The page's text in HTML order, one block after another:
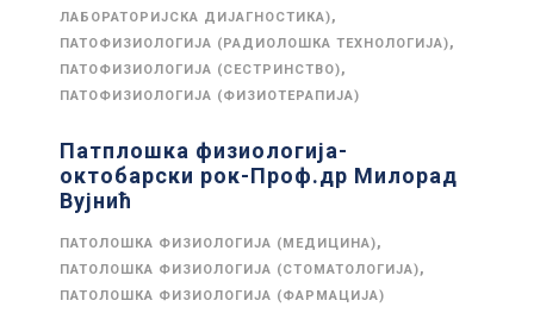
ЛАБОРАТОРИЈСКА ДИЈАГНОСТИКА),
ПАТОФИЗИОЛОГИЈА (РАДИОЛОШКА ТЕХНОЛОГИЈА),
ПАТОФИЗИОЛОГИЈА (СЕСТРИНСТВО),
ПАТОФИЗИОЛОГИЈА (ФИЗИОТЕРАПИЈА)
Патплошка физиологија-
октобарски рок-Проф.др Милорад
Вујнић
ПАТОЛОШКА ФИЗИОЛОГИЈА (МЕДИЦИНА),
ПАТОЛОШКА ФИЗИОЛОГИЈА (СТОМАТОЛОГИЈА),
ПАТОЛОШКА ФИЗИОЛОГИЈА (ФАРМАЦИЈА)